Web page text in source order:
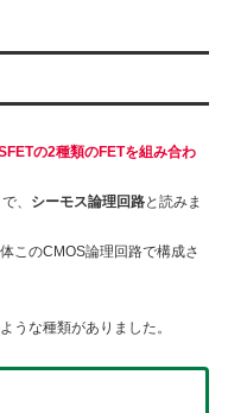
の2種類のFETを組み合わ
、 シーモス論理回路と読みま
このCMOS論理回路で構成さ
うな種類がありました。